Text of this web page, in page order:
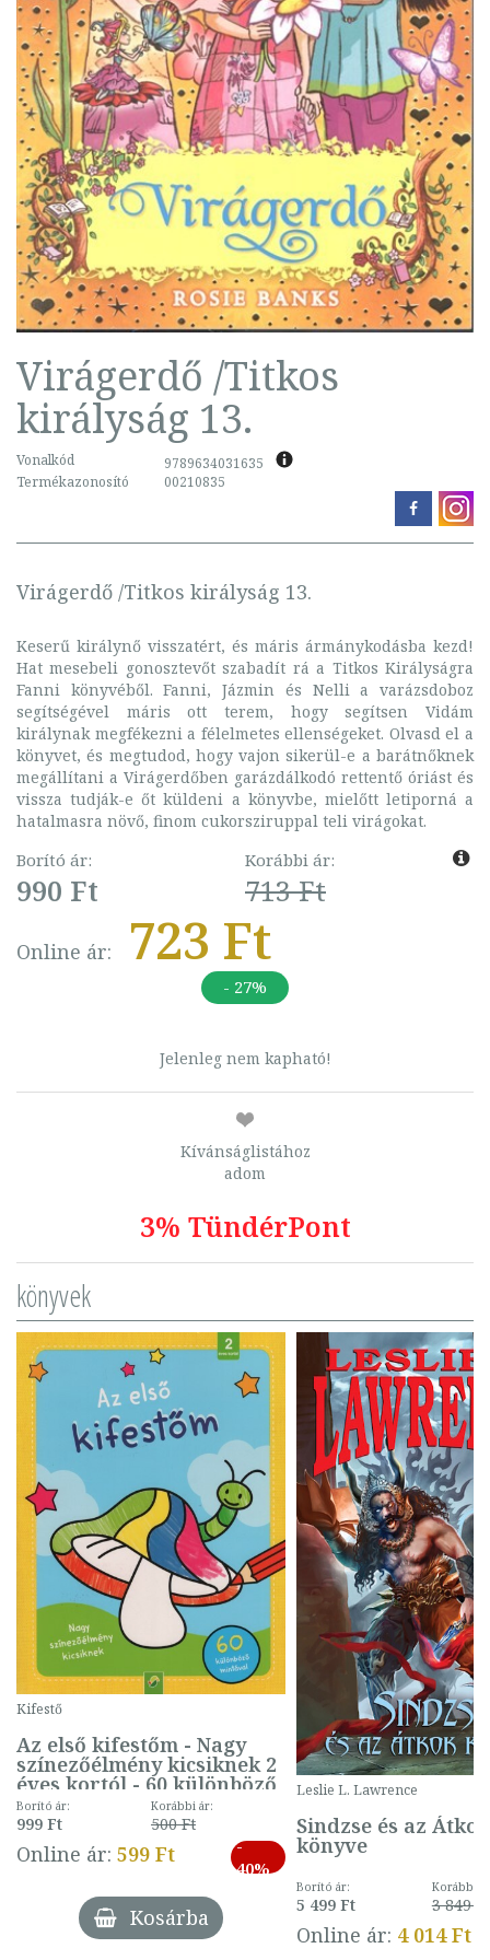
Virágerdő /Titkos
királyság 13.
Vonalkód
9789634031635
Termékazonosító
00210835
Virágerdő /Titkos királyság 13.
Keserű királynő visszatért, és máris ármánykodásba kezd!
Hat mesebeli gonosztevőt szabadít rá a Titkos Királyságra
Fanni könyvéből. Fanni, Jázmin és Nelli a varázsdoboz
segítségével máris ott terem, hogy segítsen Vidám
királynak megfékezni a félelmetes ellenségeket. Olvasd el a
könyvet, és megtudod, hogy vajon sikerül-e a barátnőknek
megállítani a Virágerdőben garázdálkodó rettentő óriást és
vissza tudják-e őt küldeni a könyvbe, mielőtt letiporná a
hatalmasra növő, finom cukorsziruppal teli virágokat.
Borító ár:
990 Ft
Korábbi ár:
713 Ft
Online ár: 723 Ft
- 27%
Jelenleg nem kapható!
Kívánságlistához
adom
3% TündérPont
könyvek
Kifestő
Az első kifestőm - Nagy
színezőélmény kicsiknek 2
éves kortól - 60 különböző
mintával (gombás)
Borító ár:
999 Ft
Korábbi ár:
500 Ft
Online ár: 599 Ft
-
40%
Kosárba
Leslie L. Lawrence
Sindzse és az Átkok
könyve
Borító ár:
5 499 Ft
Korábbi
3 849 Ft
Online ár: 4 014 Ft